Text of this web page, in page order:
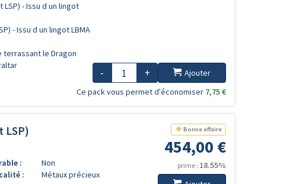
- Issu d un lingot
- Issu d un lingot LBMA
terrassant le Dragon
- +
Ajouter
Ce pack vous permet d'économiser 7,75 €
LSP)
:
Non
:
Métaux précieux
Bonne affaire
454,00 €
prime : 18.55%